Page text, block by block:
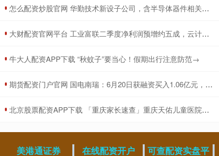
​怎么配资炒股官网 华勤技术新设子公司，含半导体器件相关业务
​大财配资官网平台 工业富联二季度净利润预增约五成，云计算业务高速增长
​牛大人配资APP下载 “秋蚊子”要当心！假期出行注意防范→
​期货配资门户官网 国电南瑞：6月20日获融资买入1.06亿元，占当日流入资金比例为33.45%
​北京股票配资APP下载 「重庆家长速查」重庆天佑儿童医院纪烈琴医生详解：孩子总眨眼睛、说脏话？分清“简单抽动”和“复杂抽动”，家长第一步做对很重要！
美港通证券 在线配资开户 可查配资实盘平